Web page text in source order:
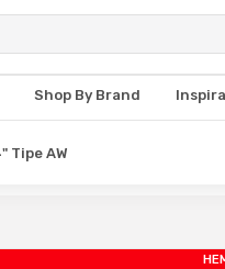
Shop By Brand
Tipe AW